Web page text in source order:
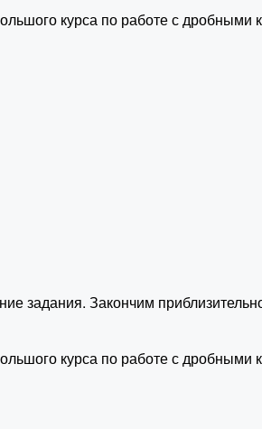
курса по работе с дробными
задания. Закончим
курса по работе с дробными